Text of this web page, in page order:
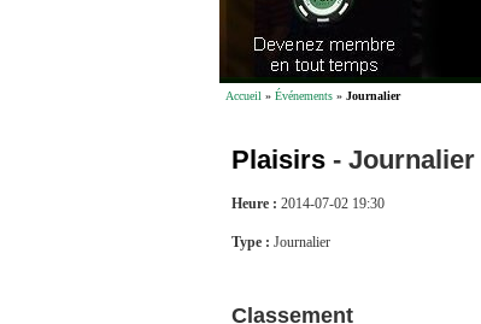
Accueil » Événements » Journalier
Plaisirs - Journalier
Heure : 2014-07-02 19:30
Type : Journalier
Classement